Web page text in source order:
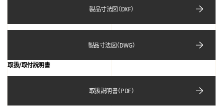
製品寸法図（DXF）
製品寸法図（DWG）
取扱/取付説明書
取扱説明書（PDF）